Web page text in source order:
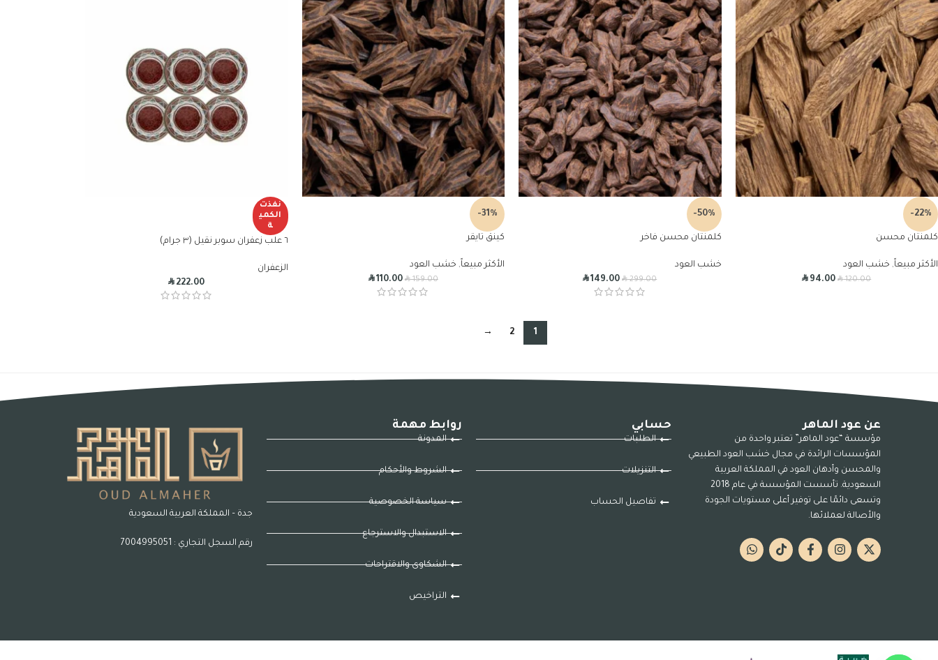
-22%
كلمنتان محسن
الأكثر مبيعاً, خشب العود
R120.00
R94.00
-50%
كلمنتان محسن فاخر
خشب العود
R299.00
R149.00
-31%
كينق تايقر
الأكثر مبيعاً, خشب العود
R159.00
R110.00
نفذت
الكمي
ة
٦ علب زعفران سوبر نقيل (٣ جرام)
الزعفران
R222.00
1
2
→
عن عود الماهر
مؤسسة “عود الماهر” تعتبر واحدة من
المؤسسات الرائدة في مجال خشب العود الطبيعي
والمحسن وأدهان العود في المملكة العربية
السعودية. تأسست المؤسسة في عام 2018
وتسعى دائمًا على توفير أعلى مستويات الجودة
والأصالة لعملائها.
حسابي
الطلبات
التنزيلات
تفاصيل الحساب
روابط مهمة
المدونة
الشروط والأحكام
سياسة الخصوصية
الاستبدال والاسترجاع
الشكاوى والاقتراحات
التراخيص
جدة – المملكة العربية السعودية
رقم السجل التجاري : 7004995051